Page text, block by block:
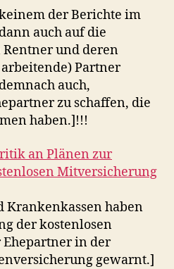
der Berichte im
auch auf die
und deren
Partner
auch,
zu schaffen, die
haben.]!!!
an Plänen zur
Mitversicherung
Krankenkassen haben
der kostenlosen
in der
gewarnt.]